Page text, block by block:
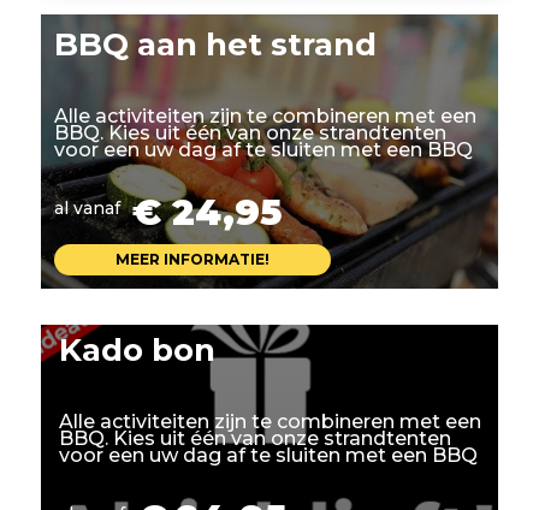
BBQ aan het strand
Alle activiteiten zijn te combineren met een
BBQ. Kies uit één van onze strandtenten
voor een uw dag af te sluiten met een BBQ
al vanaf € 24,95
MEER INFORMATIE!
Kado bon
Alle activiteiten zijn te combineren met een
BBQ. Kies uit één van onze strandtenten
voor een uw dag af te sluiten met een BBQ